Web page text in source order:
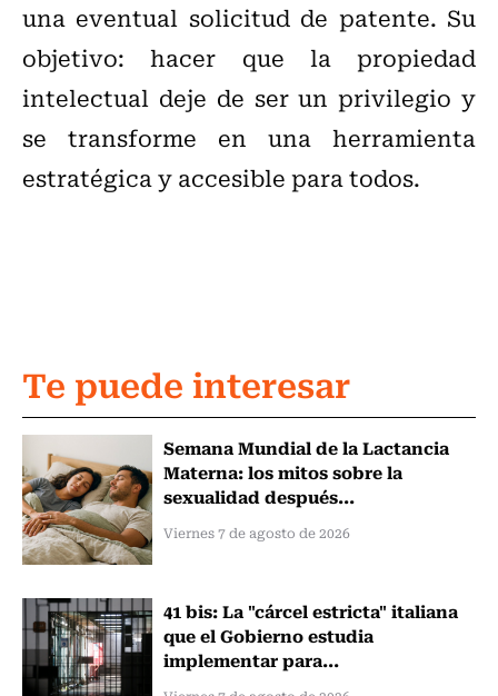
una eventual solicitud de patente. Su
objetivo: hacer que la propiedad
intelectual deje de ser un privilegio y
se transforme en una herramienta
estratégica y accesible para todos.
Te puede interesar
Semana Mundial de la Lactancia
Materna: los mitos sobre la
sexualidad después...
Viernes 7 de agosto de 2026
41 bis: La "cárcel estricta" italiana
que el Gobierno estudia
implementar para...